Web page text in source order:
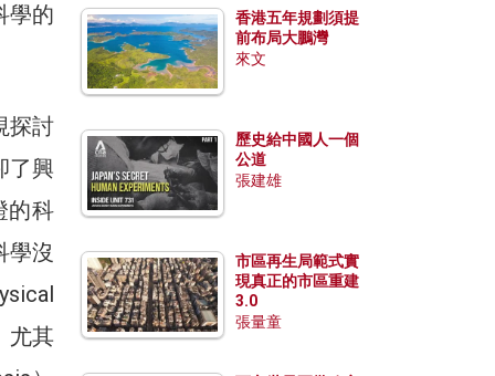
學的
探討
了興
的科
學沒
尤其
香港五年規劃須提
前布局大鵬灣
來文
歷史給中國人一個
公道
張建雄
市區再生局範式實
現真正的市區重建
3.0
張量童